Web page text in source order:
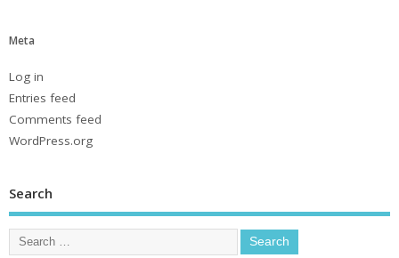
Meta
Log in
Entries feed
Comments feed
WordPress.org
Search